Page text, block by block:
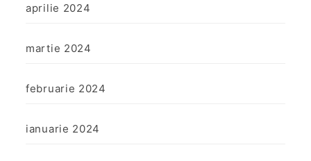
aprilie 2024
martie 2024
februarie 2024
ianuarie 2024